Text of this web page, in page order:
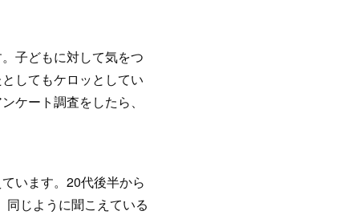
子どもに対して気をつ
してもケロッとしてい
ケート調査をしたら、
います。20代後半から
じように聞こえている